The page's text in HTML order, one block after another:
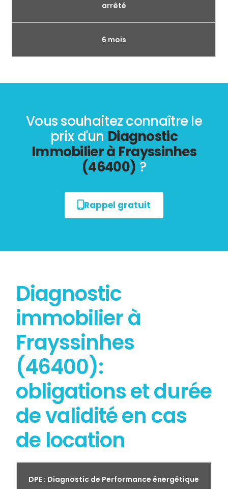
arrêté
6 mois
Vous souhaitez connaître le
prix d'un Diagnostic
Immobilier à Frayssinhes
(46400) ?
Rappel gratuit
Diagnostic
immobilier à
Frayssinhes
(46400):
obligations et durée
de validité en cas
de location
DPE : Diagnostic de Performance énergétique